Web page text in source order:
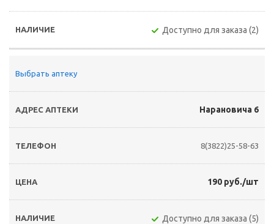
Доступно для заказа (2)
Выбрать аптеку
Нарановича 6
8(3822)25-58-63
190 руб./шт
Доступно для заказа (5)